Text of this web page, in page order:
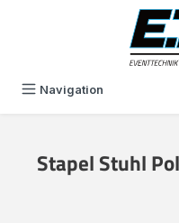
Navigation
Stapel Stuhl